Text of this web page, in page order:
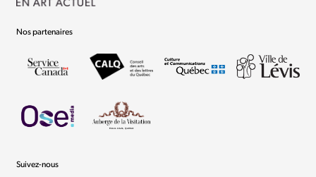
Nos partenaires
Suivez-nous